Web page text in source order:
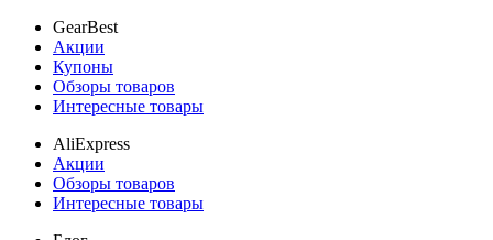
GearBest
Акции
Купоны
Обзоры товаров
Интересные товары
AliExpress
Акции
Обзоры товаров
Интересные товары